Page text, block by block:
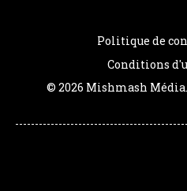
Politique de
Conditions
© 2026 Mishmash